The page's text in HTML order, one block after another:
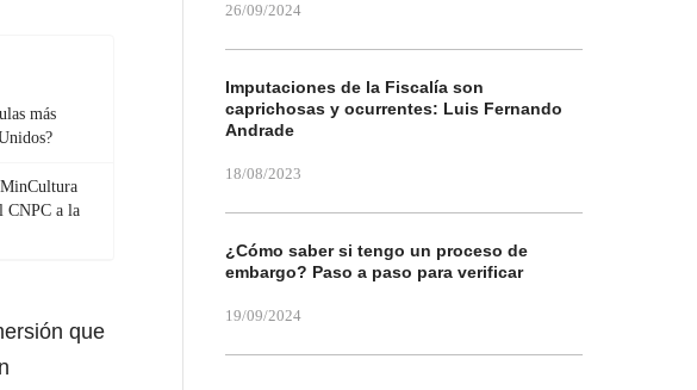
más
CNPC a la
que
26/09/2024
Imputaciones de la Fiscalía son
caprichosas y ocurrentes: Luis Fernando
Andrade
18/08/2023
¿Cómo saber si tengo un proceso de
embargo? Paso a paso para verificar
19/09/2024